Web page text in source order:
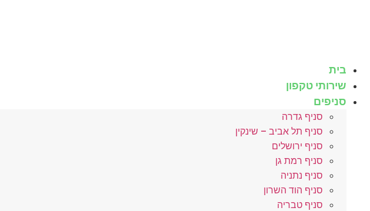
בית
שירותי טקפון
סניפים
סניף גדרה
סניף תל אביב – שינקין
סניף ירושלים
סניף רמת גן
סניף נתניה
סניף הוד השרון
סניף טבריה